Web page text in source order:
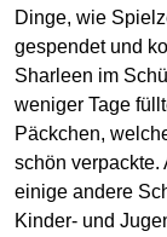
Dinge, wie
gespendet und
Sharleen im
weniger Tage
Päckchen,
schön verpackte.
einige andere
Kinder- und